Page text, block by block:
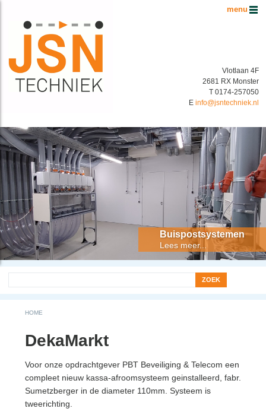
Energiek in buispostsystemen!
Buispostsystemen
Lees meer...
You are here
HOME
DekaMarkt
Voor onze opdrachtgever PBT Beveiliging & Telecom een
compleet nieuw kassa-afroomsysteem geinstalleerd, fabr.
Sumetzberger in de diameter 110mm. Systeem is
tweerichting.
Vlotlaan 4F
2681 RX Monster
T 0174-257050
E info@jsntechniek.nl